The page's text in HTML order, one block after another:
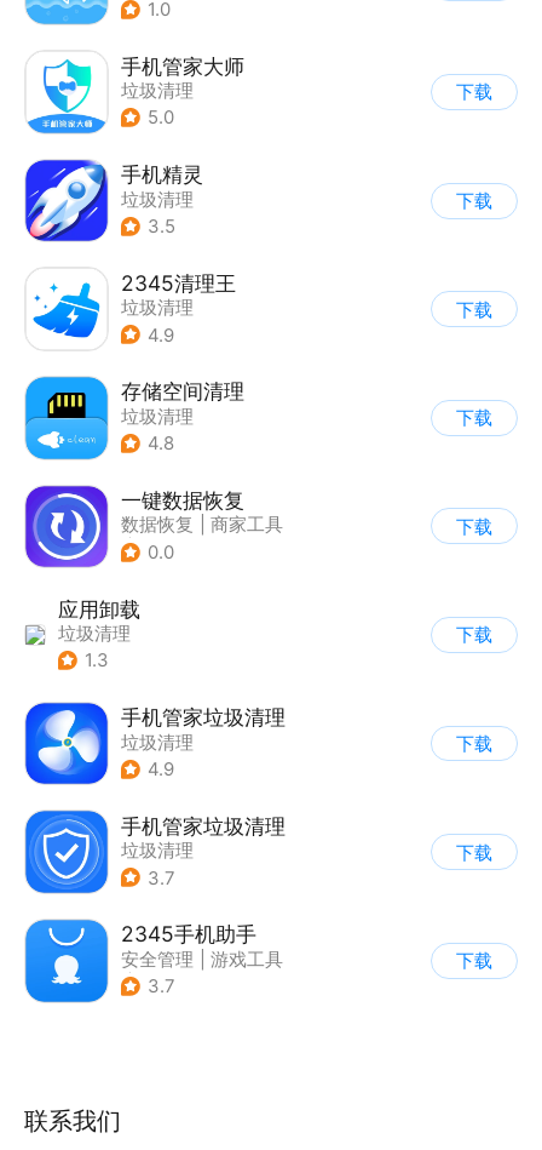
1.0
手机管家大师
垃圾清理
5.0
下载
手机精灵
垃圾清理
3.5
下载
2345清理王
垃圾清理
4.9
下载
存储空间清理
垃圾清理
4.8
下载
一键数据恢复
数据恢复
商家工具
| 垃圾清理
0.0
下载
应用卸载
垃圾清理
1.3
下载
手机管家垃圾清理
垃圾清理
4.9
下载
手机管家垃圾清理
垃圾清理
3.7
下载
2345手机助手
安全管理
游戏工具
| 垃圾清理
3.7
下载
联系我们